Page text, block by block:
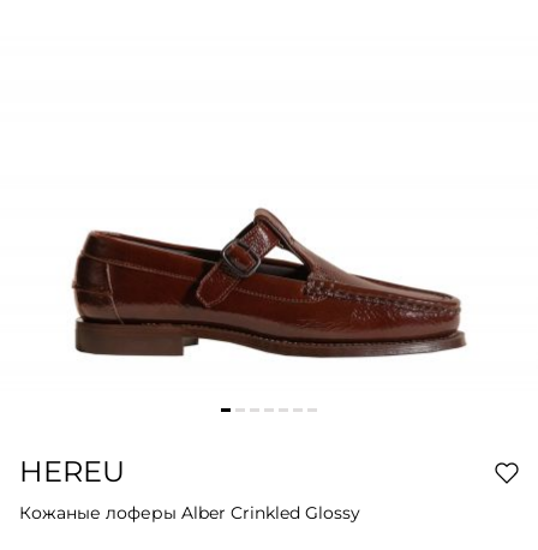
HEREU
Кожаные лоферы Alber Crinkled Glossy